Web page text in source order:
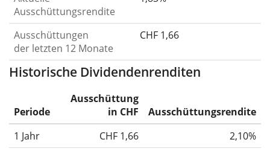
Ausschüttungsrendite
Ausschüttungen
der letzten 12 Monate
CHF 1,66
Historische Dividendenrenditen
Periode
Ausschüttung
in CHF
Ausschüttungsrendite
1 Jahr
CHF 1,66
2,10%